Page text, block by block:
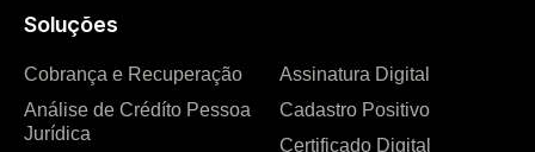
Soluções
Cobrança e Recuperação
Análise de Crédíto Pessoa
Jurídica
Assinatura Digital
Cadastro Positivo
Certificado Digital